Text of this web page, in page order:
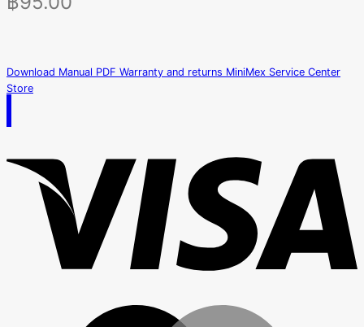
Download Manual PDF Warranty and returns MiniMex Service Center
Store